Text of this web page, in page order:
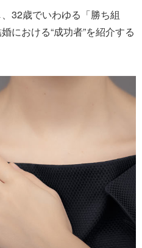
32歳でいわゆる「勝ち組
における“成功者”を紹介する